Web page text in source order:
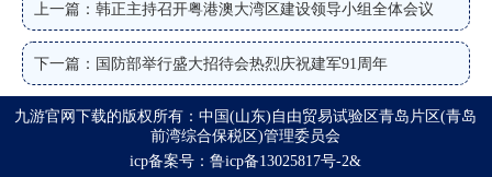
上一篇：韩正主持召开粤港澳大湾区建设领导小组全体会议
下一篇：国防部举行盛大招待会热烈庆祝建军91周年
九游官网下载的版权所有：中国(山东)自由贸易试验区青岛片区(青岛
前湾综合保税区)管理委员会
icp备案号：鲁icp备13025817号-2&